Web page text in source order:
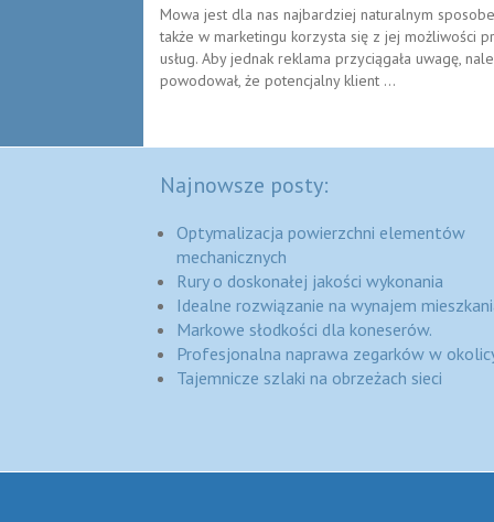
Mowa jest dla nas najbardziej naturalnym
także w marketingu korzysta się z jej możliwości
usług. Aby jednak reklama przyciągała uwagę,
powodował, że potencjalny klient ...
Najnowsze posty:
Optymalizacja powierzchni elementów
mechanicznych
Rury o doskonałej jakości wykonania
Idealne rozwiązanie na wynajem
Markowe słodkości dla koneserów.
Profesjonalna naprawa zegarków w
Tajemnicze szlaki na obrzeżach sieci